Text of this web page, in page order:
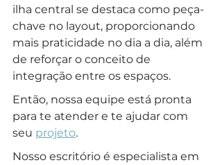
ilha central se destaca como peça-
chave no layout, proporcionando
mais praticidade no dia a dia, além
de reforçar o conceito de
integração entre os espaços.
Então, nossa equipe está pronta
para te atender e te ajudar com
seu projeto.
Nosso escritório é especialista em